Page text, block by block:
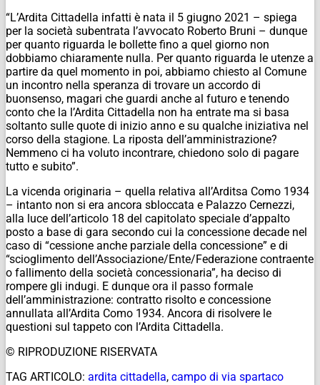
“L’Ardita Cittadella infatti è nata il 5 giugno 2021 – spiega
per la società subentrata l’avvocato Roberto Bruni – dunque
per quanto riguarda le bollette fino a quel giorno non
dobbiamo chiaramente nulla. Per quanto riguarda le utenze a
partire da quel momento in poi, abbiamo chiesto al Comune
un incontro nella speranza di trovare un accordo di
buonsenso, magari che guardi anche al futuro e tenendo
conto che la l’Ardita Cittadella non ha entrate ma si basa
soltanto sulle quote di inizio anno e su qualche iniziativa nel
corso della stagione. La riposta dell’amministrazione?
Nemmeno ci ha voluto incontrare, chiedono solo di pagare
tutto e subito”.
La vicenda originaria – quella relativa all’Arditsa Como 1934
– intanto non si era ancora sbloccata e Palazzo Cernezzi,
alla luce dell’articolo 18 del capitolato speciale d’appalto
posto a base di gara secondo cui la concessione decade nel
caso di “cessione anche parziale della concessione” e di
“scioglimento dell’Associazione/Ente/Federazione contraente
o fallimento della società concessionaria”, ha deciso di
rompere gli indugi. E dunque ora il passo formale
dell’amministrazione: contratto risolto e concessione
annullata all’Ardita Como 1934. Ancora di risolvere le
questioni sul tappeto con l’Ardita Cittadella.
© RIPRODUZIONE RISERVATA
TAG ARTICOLO: ardita cittadella, campo di via spartaco